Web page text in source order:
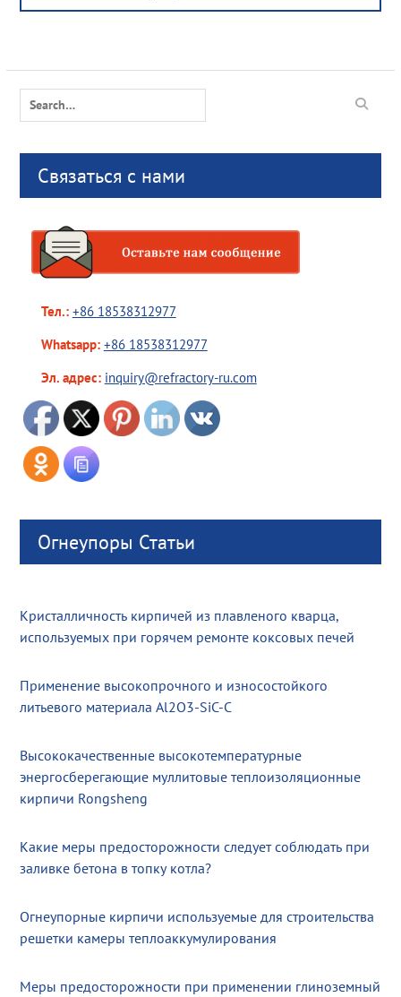
Search
Связаться с нами
Тел.: +86 18538312977
Whatsapp: +86 18538312977
Эл. адрес: inquiry@refractory-ru.com
Огнеупоры Статьи
Кристалличность кирпичей из плавленого кварца,
используемых при горячем ремонте коксовых печей
Применение высокопрочного и износостойкого
литьевого материала Al2O3-SiC-C
Высококачественные высокотемпературные
энергосберегающие муллитовые теплоизоляционные
кирпичи Rongsheng
Какие меры предосторожности следует соблюдать при
заливке бетона в топку котла?
Огнеупорные кирпичи используемые для строительства
решетки камеры теплоаккумулирования
Меры предосторожности при применении глиноземный